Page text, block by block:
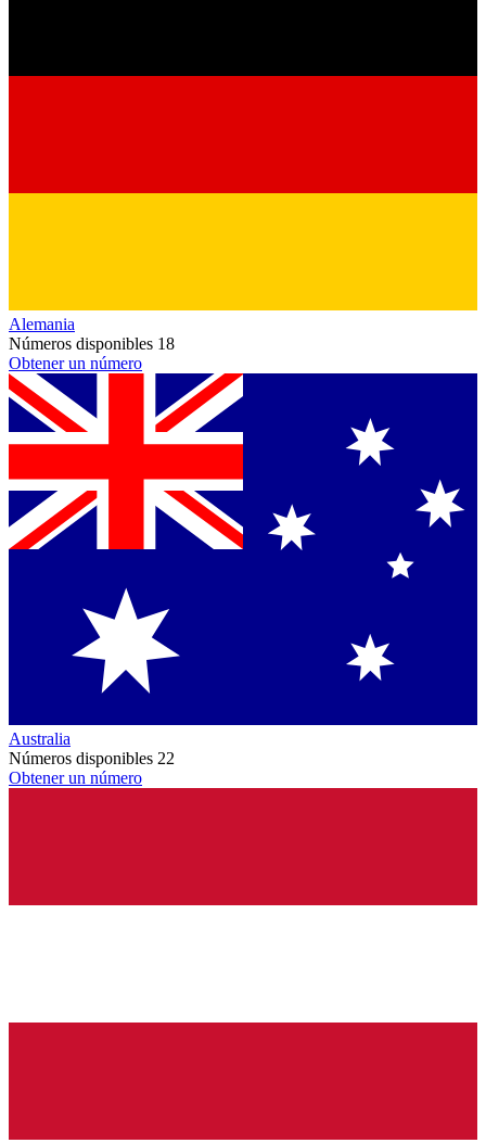
Alemania
Números disponibles 18
Obtener un número
Australia
Números disponibles 22
Obtener un número